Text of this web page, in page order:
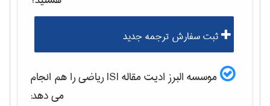
ثبت سفارش ترجمه جدید
موسسه البرز ادیت مقاله ISI رياضیرا هم انجام
می دهد: